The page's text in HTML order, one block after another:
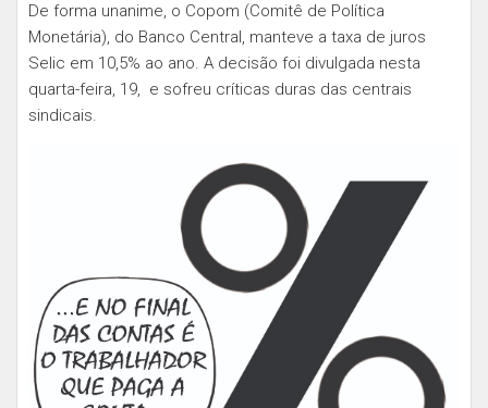
De forma unanime, o Copom (Comitê de Política
Monetária), do Banco Central, manteve a taxa de juros
Selic em 10,5% ao ano. A decisão foi divulgada nesta
quarta-feira, 19, e sofreu críticas duras das centrais
sindicais.